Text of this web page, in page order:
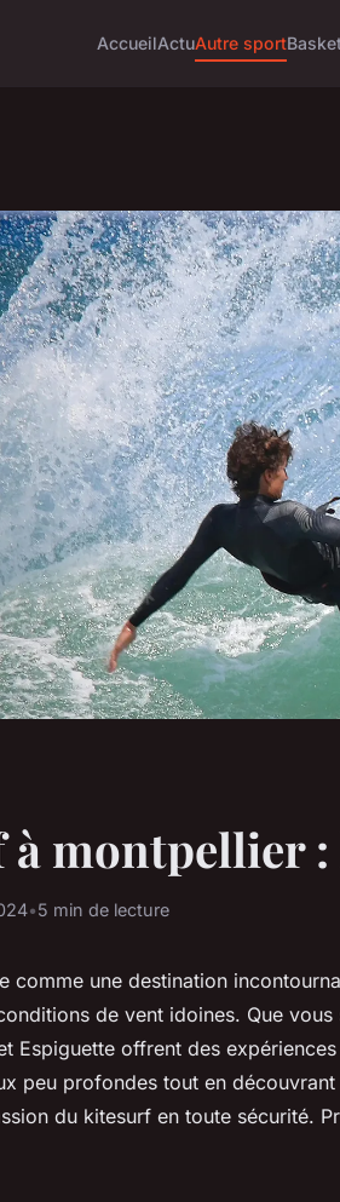
AccueilActuAutre sport
montpellier
•5 min de lecture
comme une destination
de vent idoines. Que
Espiguette offrent des
peu profondes tout en
du kitesurf en toute sécurité.